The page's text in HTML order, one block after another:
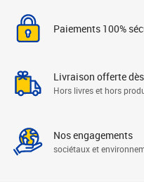
Paiements 100%
Livraison offerte
Hors livres et hors
Nos engagements
sociétaux et